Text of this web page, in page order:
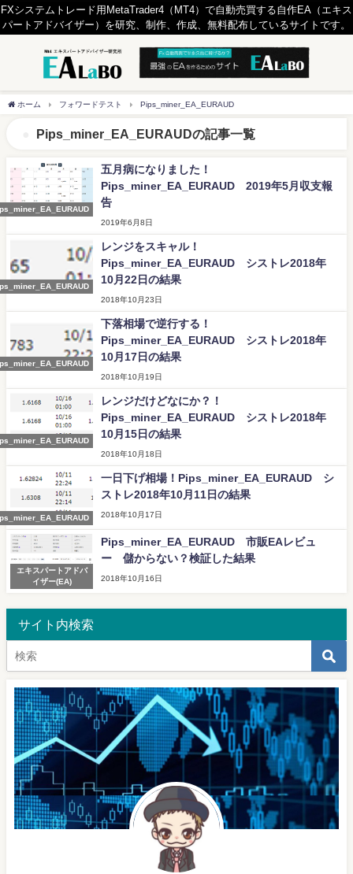
FXシステムトレード用MetaTrader4（MT4）で自動売買する自作EA（エキス
パートアドバイザー）を研究、制作、作成、無料配布しているサイトです。
ホーム フォワードテスト Pips_miner_EA_EURAUD
Pips_miner_EA_EURAUDの記事一覧
五月病になりました！
Pips_miner_EA_EURAUD 2019年5月収支報
告
2019年6月8日
レンジをスキャル！
Pips_miner_EA_EURAUD シストレ2018年
10月22日の結果
2018年10月23日
下落相場で逆行する！
Pips_miner_EA_EURAUD シストレ2018年
10月17日の結果
2018年10月19日
レンジだけどなにか？！
Pips_miner_EA_EURAUD シストレ2018年
10月15日の結果
2018年10月18日
一日下げ相場！Pips_miner_EA_EURAUD シ
ストレ2018年10月11日の結果
2018年10月17日
エキスパートアドバ
イザー(EA)
Pips_miner_EA_EURAUD 市販EAレビュ
ー 儲からない？検証した結果
2018年10月16日
サイト内検索